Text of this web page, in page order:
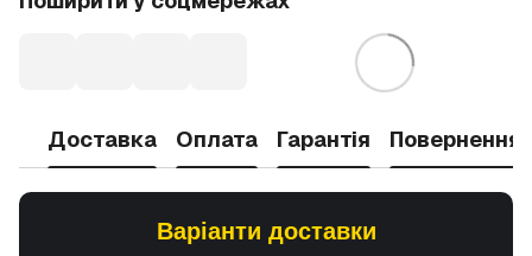
Доставка Оплата Гарантія Повернення
Варіанти доставки